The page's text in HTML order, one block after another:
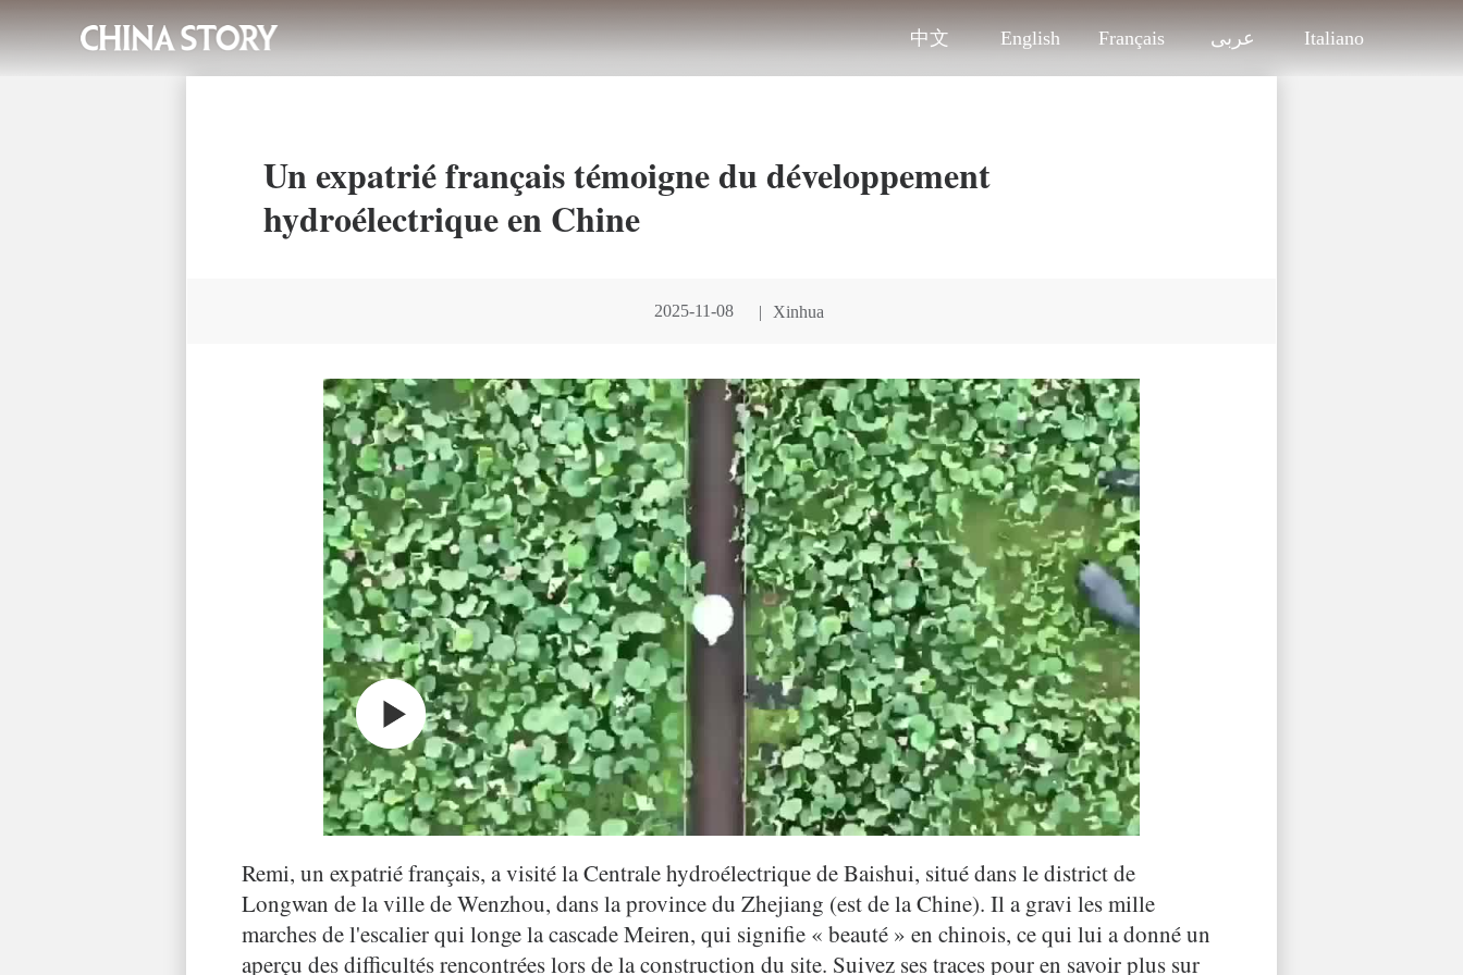
中文 English Français عربى Italiano
Un expatrié français témoigne du développement
hydroélectrique en Chine
2025-11-08
00:00:00
| Xinhua
Remi, un expatrié français, a visité la Centrale hydroélectrique de Baishui, situé dans le district de
Longwan de la ville de Wenzhou, dans la province du Zhejiang (est de la Chine). Il a gravi les mille
marches de l'escalier qui longe la cascade Meiren, qui signifie « beauté » en chinois, ce qui lui a donné un
aperçu des difficultés rencontrées lors de la construction du site. Suivez ses traces pour en savoir plus sur